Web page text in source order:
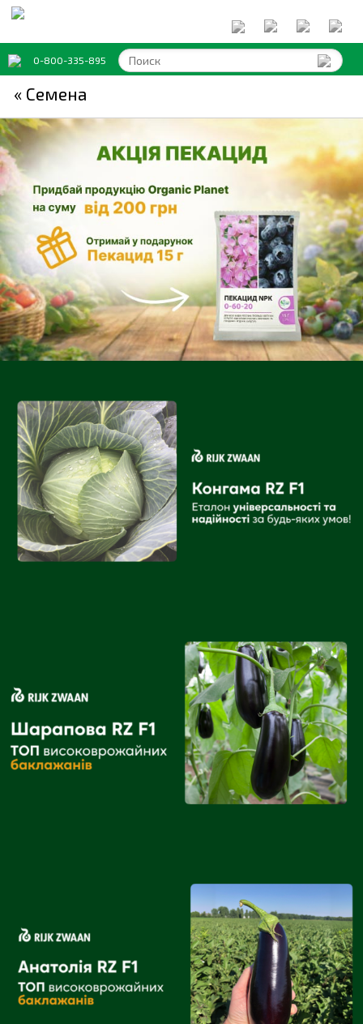
0-800-335-895
« Семена